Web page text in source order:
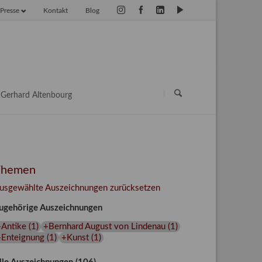
Blog
Kontakt
Presse
Gerhard Altenbourg
Auszeichnungen zurücksetzen
Auszeichnungen
(1 ) +Bernhard August von Lindenau(1 )
(1 ) +Kunst(1 )